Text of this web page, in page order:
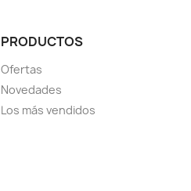
PRODUCTOS
Ofertas
Novedades
Los más vendidos